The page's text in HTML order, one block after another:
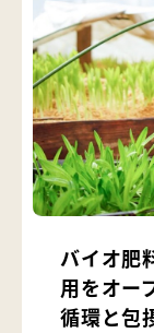
バイオ肥
用をオー
循環と包